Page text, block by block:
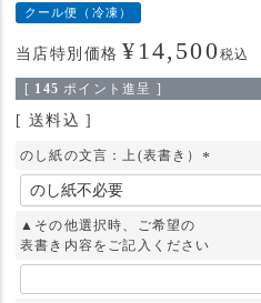
クール便（冷凍）
当店特別価格 ¥ 14,500税込
[ 145 ポイント進呈 ]
送料込
のし紙の文言：上(表書き）
(
)
▲その他選択時、ご希望の
表書き内容をご記入ください